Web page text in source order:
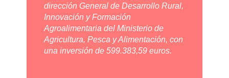
encargada de la gestión de la
aplicación de la ayuda FEADER la
dirección General de Desarrollo Rural,
Innovación y Formación
Agroalimentaria del Ministerio de